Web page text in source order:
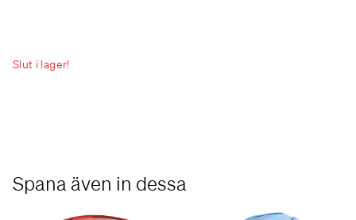
Slut i lager!
Spana även in dessa